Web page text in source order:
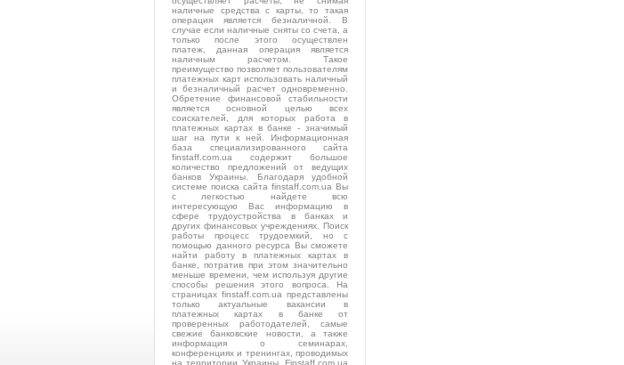
наличные средства с карты, то такая
операция является безналичной. В
случае если наличные сняты со счета, а
только после этого осуществлен
платеж, данная операция является
наличным расчетом. Такое
преимущество позволяет пользователям
платежных карт использовать наличный
и безналичный расчет одновременно.
Обретение финансовой стабильности
является основной целью всех
соискателей, для которых работа в
платежных картах в банке - значимый
шаг на пути к ней. Информационная
база специализированного сайта
finstaff.com.ua содержит большое
количество предложений от ведущих
банков Украины. Благодаря удобной
системе поиска сайта finstaff.com.ua Вы
с легкостью найдете всю
интересующую Вас информацию в
сфере трудоустройства в банках и
других финансовых учреждениях. Поиск
работы процесс трудоемкий, но с
помощью данного ресурса Вы сможете
найти работу в платежных картах в
банке, потратив при этом значительно
меньше времени, чем используя другие
способы решения этого вопроса. На
страницах finstaff.com.ua представлены
только актуальные вакансии в
платежных картах в банке от
проверенных работодателей, самые
свежие банковские новости, а также
информация о семинарах,
конференциях и тренингах, проводимых
на территории Украины. Finstaff.com.ua